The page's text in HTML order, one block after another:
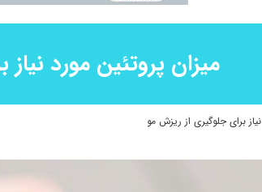
میزان پروتئین مورد
برای جلوگیری از ریزش مو